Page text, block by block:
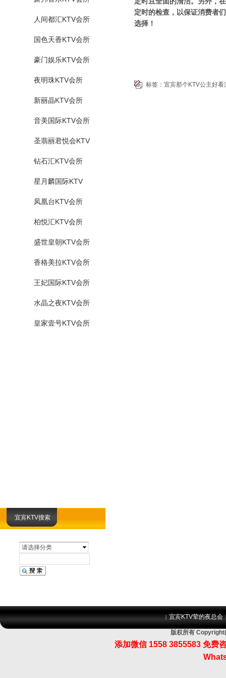
宜宾KTV搜索
请选择分类
人间都汇KTV会所
国色天香KTV会所
豪门娱乐KTV会所
夜明珠KTV会所
新丽晶KTV会所
音美国际KTV会所
圣翡丽君悦会KTV
钻石汇KTV会所
星月麟国际KTV
凤凰台KTV会所
柏悦汇KTV会所
盛世皇朝KTV会所
香格美拉KTV会所
王妃国际KTV会所
水晶之夜KTV会所
皇家壹号KTV会所
定时的检查，以保证消费者
选择！
标签： 宜宾那个KTV公主好看
|宜宾KTV荤的夜总会
版权所有
添加微信 1558 3855583 免费